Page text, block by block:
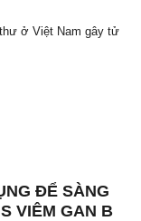
ở Việt Nam gây tử
ĐỂ SÀNG
VIÊM GAN B